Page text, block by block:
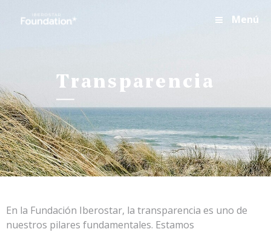
Menú
transparencia
En la Fundación Iberostar, la transparencia es uno de
nuestros pilares fundamentales. Estamos